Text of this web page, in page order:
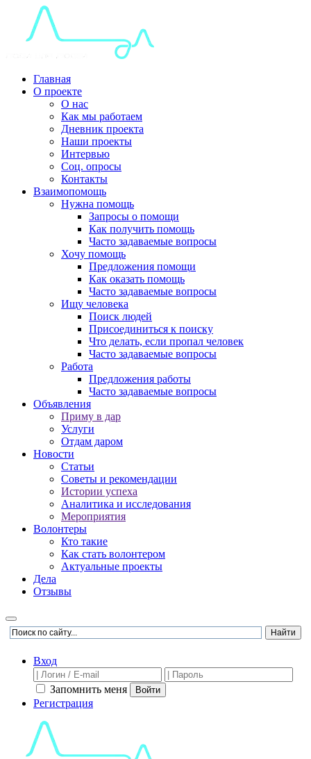
Главная
О проекте
О нас
Как мы работаем
Дневник проекта
Наши проекты
Интервью
Соц. опросы
Контакты
Взаимопомощь
Нужна помощь
Запросы о помощи
Как получить помощь
Часто задаваемые вопросы
Хочу помощь
Предложения помощи
Как оказать помощь
Часто задаваемые вопросы
Ищу человека
Поиск людей
Присоединиться к поиску
Что делать, если пропал человек
Часто задаваемые вопросы
Работа
Предложения работы
Часто задаваемые вопросы
Объявления
Приму в дар
Услуги
Отдам даром
Новости
Статьи
Советы и рекомендации
Истории успеха
Аналитика и исследования
Мероприятия
Волонтеры
Кто такие
Как стать волонтером
Актуальные проекты
Дела
Отзывы
Вход
Запомнить меня Войти
Регистрация